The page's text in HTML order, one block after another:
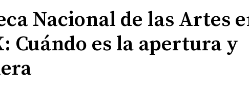
Nacional de las Artes
Cuándo es la apertura y